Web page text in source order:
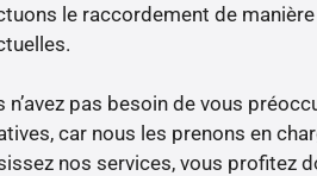
le raccordement de
n’avez pas besoin de vous
car nous les prenons en
nos services, vous profitez